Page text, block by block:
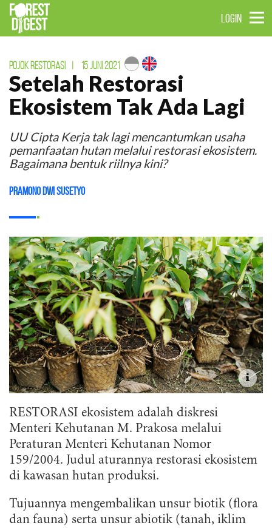
LOGIN
POJOK RESTORASI 15 JUNI 2021
Setelah Restorasi
Ekosistem Tak Ada Lagi
UU Cipta Kerja tak lagi mencantumkan usaha
pemanfaatan hutan melalui restorasi ekosistem.
Bagaimana bentuk riilnya kini?
Pramono Dwi Susetyo
RESTORASI ekosistem adalah diskresi
Menteri Kehutanan M. Prakosa melalui
Peraturan Menteri Kehutanan Nomor
159/2004. Judul aturannya restorasi ekosistem
di kawasan hutan produksi.
Tujuannya mengembalikan unsur biotik (flora
dan fauna) serta unsur abiotik (tanah, iklim